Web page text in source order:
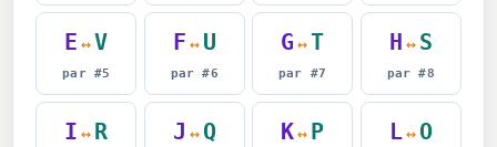
E ↔V
par #5
F ↔ U
par #6
G ↔T
par #7
H ↔ S
par #8
I ↔ R J ↔ Q K↔ P L↔ O